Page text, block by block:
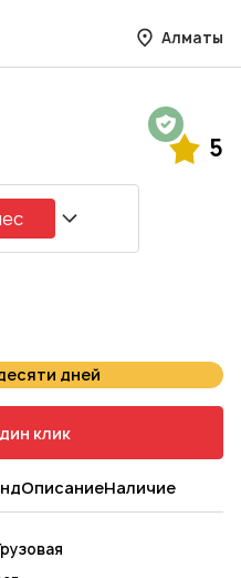
Алматы
5
дней
клик
ОписаниеНаличие